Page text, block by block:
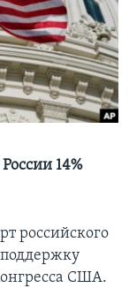
14%
российского
США.